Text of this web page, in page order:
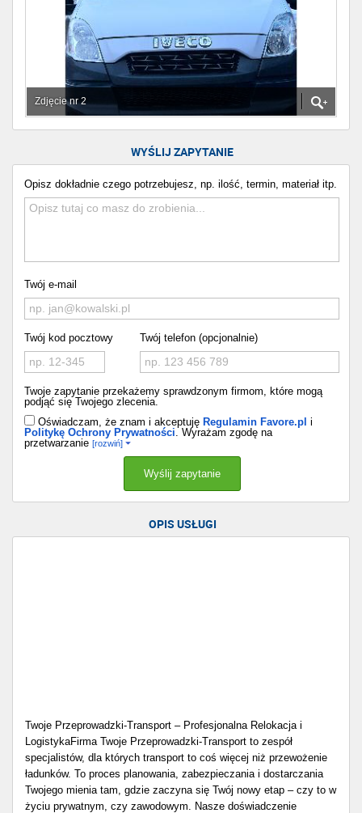
Zdjęcie nr 2
WYŚLIJ ZAPYTANIE
Opisz dokładnie czego potrzebujesz, np. ilość, termin, materiał itp.
Twój e-mail
Twój kod pocztowy Twój telefon (opcjonalnie)
Twoje zapytanie przekażemy sprawdzonym firmom, które mogą
podjąć się Twojego zlecenia.
Oświadczam, że znam i akceptuję Regulamin Favore.pl i
Politykę Ochrony Prywatności . Wyrażam zgodę na
przetwarzanie [rozwiń]
OPIS USŁUGI
Twoje Przeprowadzki-Transport – Profesjonalna Relokacja i
Logistyka ​Firma Twoje Przeprowadzki-Transport to zespół
specjalistów, dla których transport to coś więcej niż przewożenie
ładunków. To proces planowania, zabezpieczania i dostarczania
Twojego mienia tam, gdzie zaczyna się Twój nowy etap – czy to w
życiu prywatnym, czy zawodowym. Nasze doświadczenie